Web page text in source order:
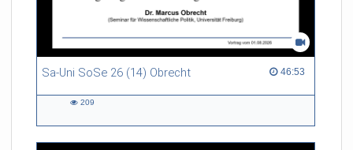
Sa-Uni SoSe 26 (14) Obrecht 46:53
46:53 duration
209